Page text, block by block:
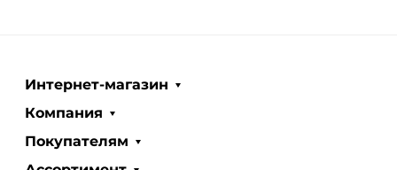
Интернет-магазин
Компания
Покупателям